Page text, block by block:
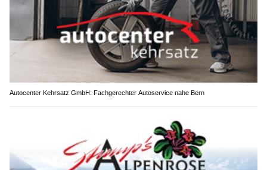
Autocenter Kehrsatz GmbH: Fachgerechter Autoservice nahe Bern